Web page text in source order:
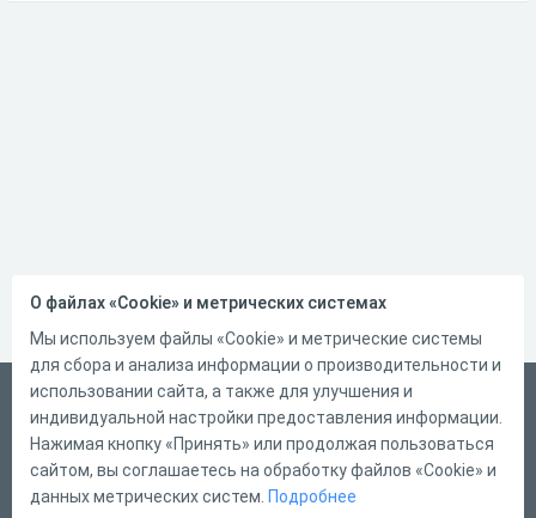
Русский
Справка
Форма обратной связи
О файлах «Cookie» и метрических системах
Мы используем файлы «Cookie» и метрические системы
для сбора и анализа информации о производительности и
использовании сайта, а также для улучшения и
индивидуальной настройки предоставления информации.
Нажимая кнопку «Принять» или продолжая пользоваться
сайтом, вы соглашаетесь на обработку файлов «Cookie» и
данных метрических систем. Подробнее